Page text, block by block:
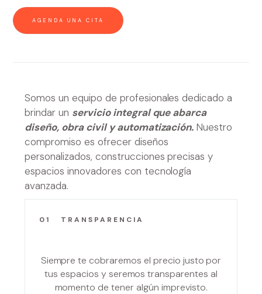
AGENDA UNA CITA
Somos un equipo de profesionales dedicado a
brindar un servicio integral que abarca
diseño, obra civil y automatización. Nuestro
compromiso es ofrecer diseños
personalizados, construcciones precisas y
espacios innovadores con tecnología
avanzada.
01 TRANSPARENCIA
Siempre te cobraremos el precio justo por
tus espacios y seremos transparentes al
momento de tener algún imprevisto.